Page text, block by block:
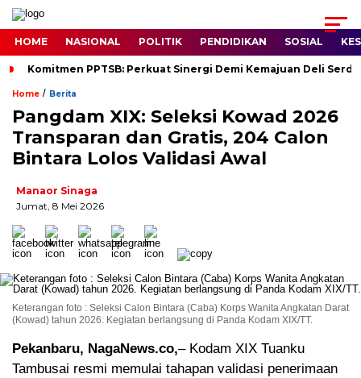
HOME NASIONAL POLITIK PENDIDIKAN SOSIAL
Komitmen PPTSB: Perkuat Sinergi Demi Kemajuan Deli
Home / Berita
Pangdam XIX: Seleksi Kowad 2026
Transparan dan Gratis, 204 Calon
Bintara Lolos Validasi Awal
Manaor Sinaga
Jumat, 8 Mei 2026
Keterangan foto : Seleksi Calon Bintara (Caba) Korps Wanita Angkatan Darat
(Kowad) tahun 2026. Kegiatan berlangsung di Panda Kodam XIX/TT.
Pekanbaru, NagaNews.co,– Kodam XIX Tuanku
Tambusai resmi memulai tahapan validasi penerimaan